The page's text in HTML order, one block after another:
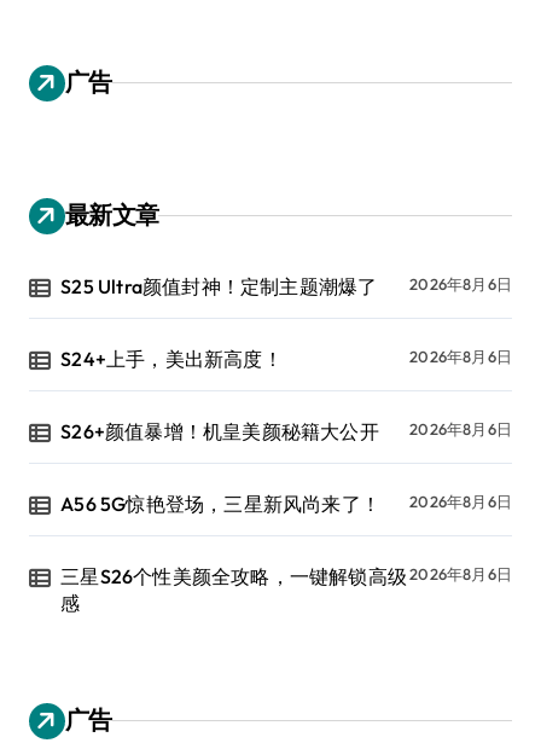
广告
最新文章
S25 Ultra颜值封神！定制主题潮爆了 2026年8月6日
S24+上手，美出新高度！ 2026年8月6日
S26+颜值暴增！机皇美颜秘籍大公开 2026年8月6日
A56 5G惊艳登场，三星新风尚来了！ 2026年8月6日
三星S26个性美颜全攻略，一键解锁高级
感
2026年8月6日
广告